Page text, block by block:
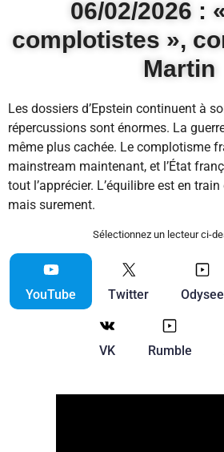
06/02/2026 :
complotistes »,
Martin
Les dossiers d’Epstein continuent à
répercussions sont énormes. La
même plus cachée. Le complotisme
mainstream maintenant, et l’État
tout l’apprécier. L’équilibre est en
mais surement.
Sélectionnez un lecteur ci-
YouTube Twitter Odysee
VK Rumble